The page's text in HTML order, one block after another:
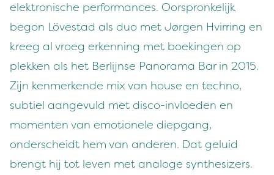
elektronische performances. Oorspronkelijk
begon Lövestad als duo met Jørgen Hvirring en
kreeg al vroeg erkenning met boekingen op
plekken als het Berlijnse Panorama Bar in 2015.
Zijn kenmerkende mix van house en techno,
subtiel aangevuld met disco-invloeden en
momenten van emotionele diepgang,
onderscheidt hem van anderen. Dat geluid
brengt hij tot leven met analoge synthesizers.